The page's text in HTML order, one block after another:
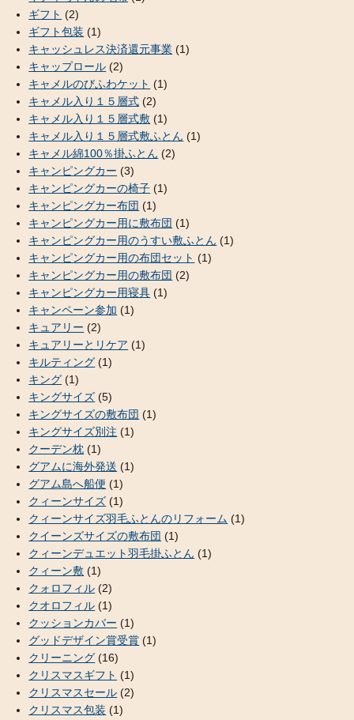
ギフト (2)
ギフト包装 (1)
キャッシュレス決済還元事業 (1)
キャップロール (2)
キャメルのびふわケット (1)
キャメル入り１５層式 (2)
キャメル入り１５層式敷 (1)
キャメル入り１５層式敷ふとん (1)
キャメル綿100％掛ふとん (2)
キャンピングカー (3)
キャンピングカーの椅子 (1)
キャンピングカー布団 (1)
キャンピングカー用に敷布団 (1)
キャンピングカー用のうすい敷ふとん (1)
キャンピングカー用の布団セット (1)
キャンピングカー用の敷布団 (2)
キャンピングカー用寝具 (1)
キャンペーン参加 (1)
キュアリー (2)
キュアリーとリケア (1)
キルティング (1)
キング (1)
キングサイズ (5)
キングサイズの敷布団 (1)
キングサイズ別注 (1)
クーデン枕 (1)
グアムに海外発送 (1)
グアム島へ船便 (1)
クィーンサイズ (1)
クィーンサイズ羽毛ふとんのリフォーム (1)
クイーンズサイズの敷布団 (1)
クィーンデュエット羽毛掛ふとん (1)
クィーン敷 (1)
クォロフィル (2)
クオロフィル (1)
クッションカバー (1)
グッドデザイン賞受賞 (1)
クリーニング (16)
クリスマスギフト (1)
クリスマスセール (2)
クリスマス包装 (1)